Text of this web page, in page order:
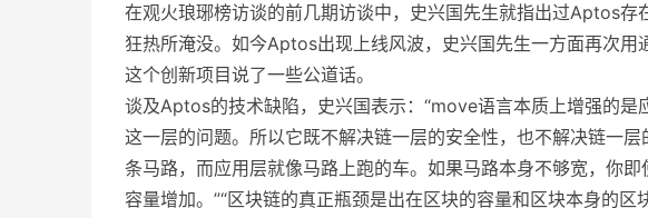
在观火琅琊榜访谈的前几期访谈中，史兴国先生就指出过Aptos
狂热所淹没。如今Aptos出现上线风波，史兴国先生一方面再次
这个创新项目说了一些公道话。
谈及Aptos的技术缺陷，史兴国表示：“move语言本质上增强的
这一层的问题。所以它既不解决链一层的安全性，也不解决链一
条马路，而应用层就像马路上跑的车。如果马路本身不够宽，你
容量增加。”“区块链的真正瓶颈是出在区块的容量和区块本身的区